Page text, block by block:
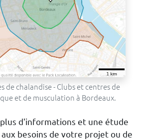
de chalandise - Clubs et centres de
et de musculation à Bordeaux.
d'informations et une étude
besoins de votre projet ou de